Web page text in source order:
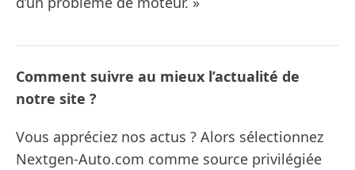
Comment suivre au mieux l’actualité de
notre site ?
Vous appréciez nos actus ? Alors sélectionnez
Nextgen-Auto.com comme source privilégiée